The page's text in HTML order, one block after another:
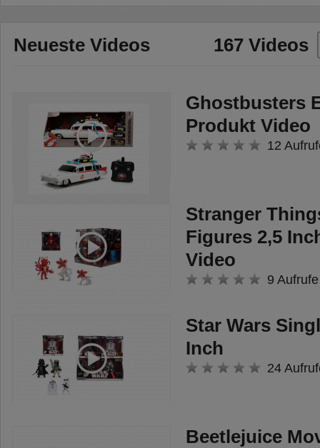
Neueste Videos 167 Videos
Ghostbusters
Produkt Video
12
Stranger
Figures 2,5
Video
9 Aufrufe
Star Wars
Inch
24
Beetlejuice